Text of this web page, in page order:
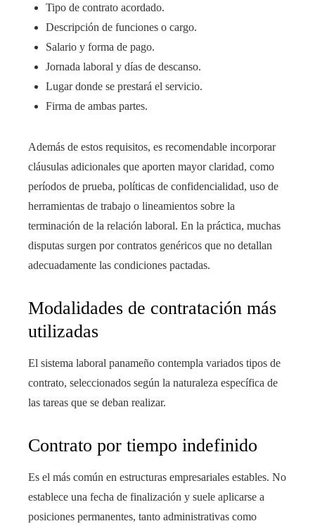
Tipo de contrato acordado.
Descripción de funciones o cargo.
Salario y forma de pago.
Jornada laboral y días de descanso.
Lugar donde se prestará el servicio.
Firma de ambas partes.
Además de estos requisitos, es recomendable incorporar
cláusulas adicionales que aporten mayor claridad, como
períodos de prueba, políticas de confidencialidad, uso de
herramientas de trabajo o lineamientos sobre la
terminación de la relación laboral. En la práctica, muchas
disputas surgen por contratos genéricos que no detallan
adecuadamente las condiciones pactadas.
Modalidades de contratación más
utilizadas
El sistema laboral panameño contempla variados tipos de
contrato, seleccionados según la naturaleza específica de
las tareas que se deban realizar.
Contrato por tiempo indefinido
Es el más común en estructuras empresariales estables. No
establece una fecha de finalización y suele aplicarse a
posiciones permanentes, tanto administrativas como